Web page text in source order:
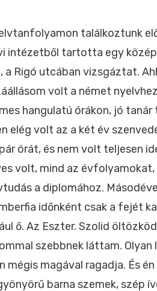
találkoztunk
intézetből tartotta egy
a Rigó utcában vizsgáztat.
volt a német
hangulatú órákon, jó
elég volt az a két év
órát, és nem volt teljesen
volt, mind az évfolyamokat,
a diplomához.
időnként csak a fejét
ő. Az Eszter. Szolid
szebbnek láttam. Olyan
mégis magával ragadja. És
barna szemek, szép